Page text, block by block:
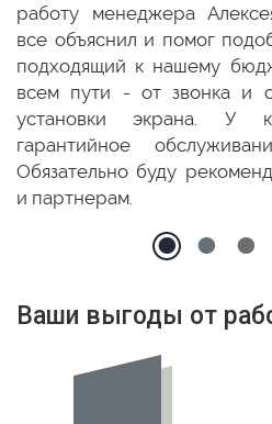
работу менеджера
все объяснил и помог
подходящий к нашему
всем пути - от звонка и
установки экрана. У
гарантийное
Обязательно буду
и партнерам.
Ваши выгоды от